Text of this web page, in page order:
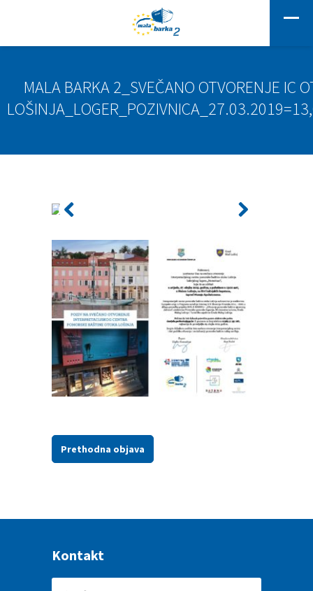
MALA BARKA 2_SVEČANO OTVORENJE IC
Prethodna objava
Kontakt